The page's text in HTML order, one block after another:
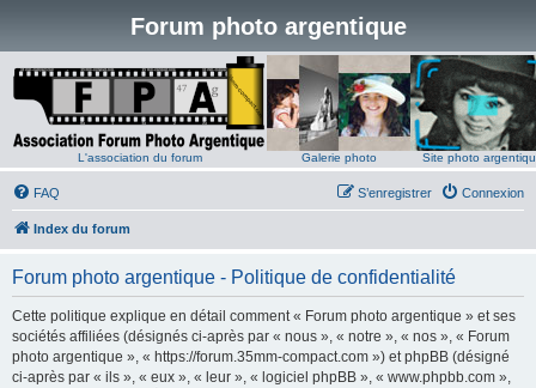
Forum photo argentique
L'association du forum Galerie photo Site photo
FAQ Connexion
S’enregistrer
Index du forum
Forum photo argentique - Politique de confidentialité
Cette politique explique en détail comment « Forum photo argentique » et ses
sociétés affiliées (désignés ci-après par « nous », « notre », « nos », « Forum
photo argentique », « https://forum.35mm-compact.com ») et phpBB (désigné
ci-après par « ils », « eux », « leur », « logiciel phpBB », « www.phpbb.com »,